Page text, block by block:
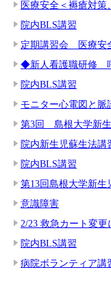
医療安全＜褥瘡対策
院内BLS講習
定期講習会 医療安
◆新人看護職研修
院内BLS講習
モニター心電図と脈
第3回 島根大学新生
院内新生児蘇生法講
院内BLS講習
第13回島根大学新生
意識障害
2/23 救急カート変更
院内BLS講習
病院ボランティア講